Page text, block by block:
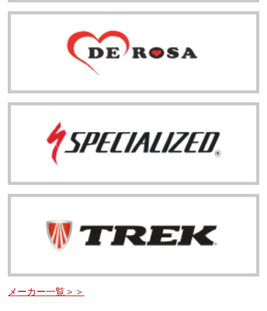
メーカー一覧＞＞